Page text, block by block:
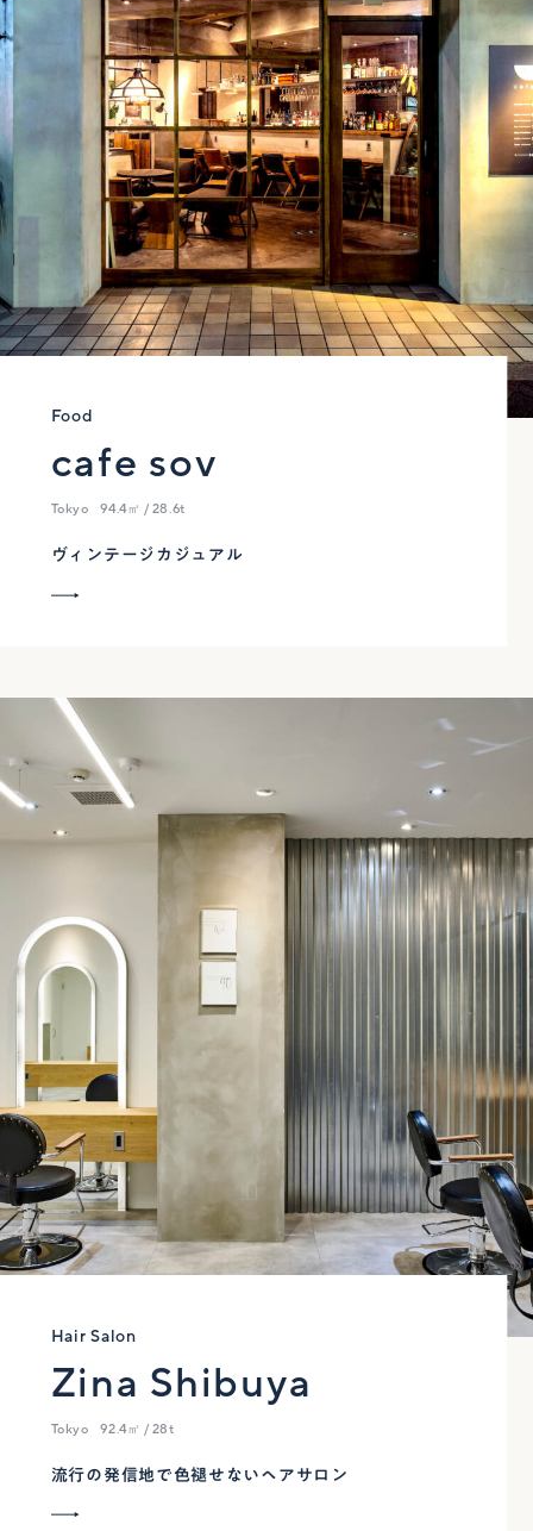
Food
cafe sov
Tokyo 94.4㎡ / 28.6t
ヴィンテージカジュアル
Hair Salon
Zina Shibuya
Tokyo 92.4㎡ / 28t
流行の発信地で色褪せないヘアサロン